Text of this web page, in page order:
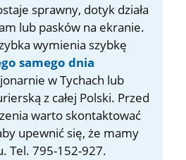
sprawny, dotyk działa
lub pasków na ekranie.
wymienia szybkę
samego dnia
w Tychach lub
z całej Polski. Przed
warto skontaktować
upewnić się, że mamy
Tel. 795-152-927.